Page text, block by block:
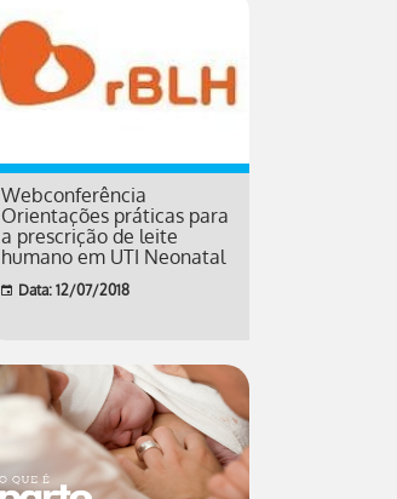
Webconferência
Orientações práticas para
a prescrição de leite
humano em UTI Neonatal
Data: 12/07/2018